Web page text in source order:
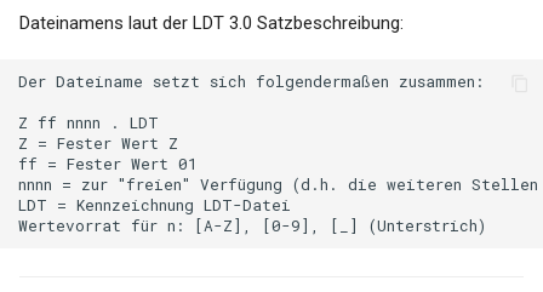
Dateinamens laut der LDT 3.0 Satzbeschreibung:
Der Dateiname setzt sich folgendermaßen zusammen:
Z ff nnnn . LDT
Z = Fester Wert Z
ff = Fester Wert 01
nnnn = zur "freien" Verfügung (d.h. die weiteren Stellen
LDT = Kennzeichnung LDT-Datei